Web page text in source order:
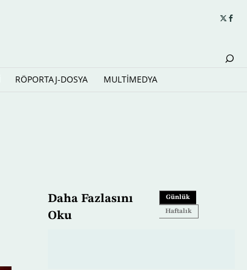
RÖPORTAJ-DOSYA MULTİMEDYA
Daha Fazlasını
Oku
Günlük
Haftalık